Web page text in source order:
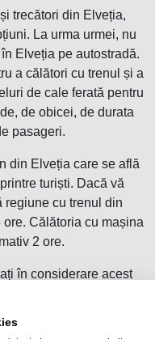
trecători din Elveția,
La urma urmei, nu
Elveția pe autostradă.
a călători cu trenul și a
de cale ferată pentru
de obicei, de durata
pasageri.
din Elveția care se află
turiști. Dacă vă
regiune cu trenul din
Călătoria cu mașina
2 ore.
în considerare acest
din cauza anumitor